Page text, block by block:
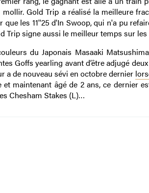
Gold Trip a réalisé la meilleure
que les 11''25 d'In Swoop, qui n'a pu
Trip signe aussi le meilleur temps sur
du Japonais Masaaki
Goffs yearling avant d’être adjugé
a de nouveau sévi en octobre dernier
maintenant âgé de 2 ans, ce dernier
Chesham Stakes (L)…